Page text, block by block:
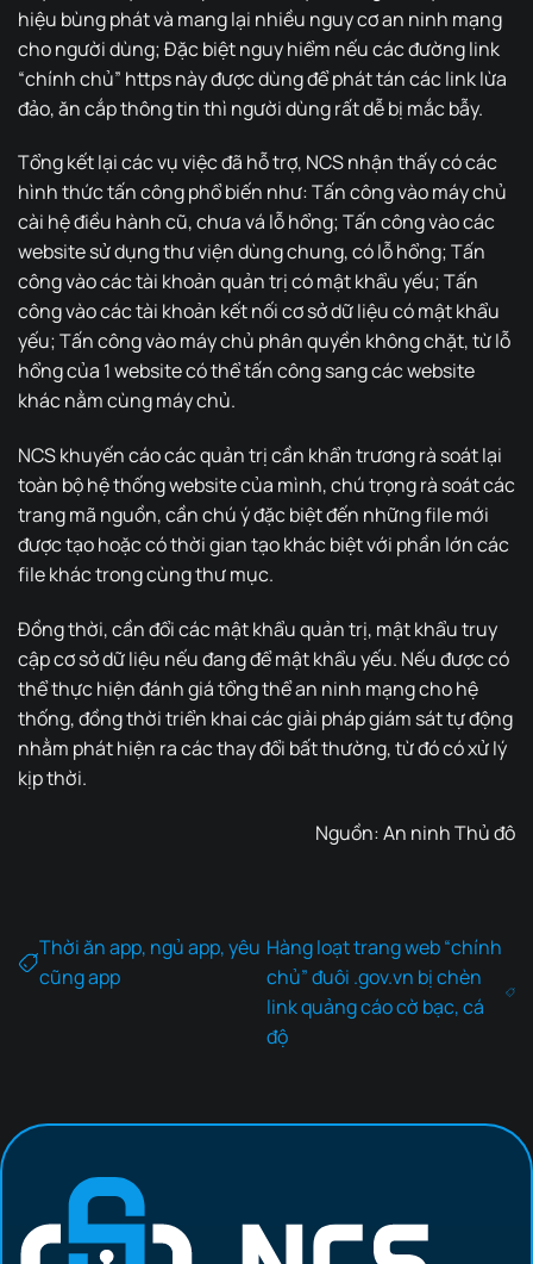
hiệu bùng phát và mang lại nhiều nguy cơ an ninh mạng
cho người dùng; Đặc biệt nguy hiểm nếu các đường link
“chính chủ” https này được dùng để phát tán các link lừa
đảo, ăn cắp thông tin thì người dùng rất dễ bị mắc bẫy.
Tổng kết lại các vụ việc đã hỗ trợ, NCS nhận thấy có các
hình thức tấn công phổ biến như: Tấn công vào máy chủ
cài hệ điều hành cũ, chưa vá lỗ hổng; Tấn công vào các
website sử dụng thư viện dùng chung, có lỗ hổng; Tấn
công vào các tài khoản quản trị có mật khẩu yếu; Tấn
công vào các tài khoản kết nối cơ sở dữ liệu có mật khẩu
yếu; Tấn công vào máy chủ phân quyền không chặt, từ lỗ
hổng của 1 website có thể tấn công sang các website
khác nằm cùng máy chủ.
NCS khuyến cáo các quản trị cần khẩn trương rà soát lại
toàn bộ hệ thống website của mình, chú trọng rà soát các
trang mã nguồn, cần chú ý đặc biệt đến những file mới
được tạo hoặc có thời gian tạo khác biệt với phần lớn các
file khác trong cùng thư mục.
Đồng thời, cần đổi các mật khẩu quản trị, mật khẩu truy
cập cơ sở dữ liệu nếu đang để mật khẩu yếu. Nếu được có
thể thực hiện đánh giá tổng thể an ninh mạng cho hệ
thống, đồng thời triển khai các giải pháp giám sát tự động
nhằm phát hiện ra các thay đổi bất thường, từ đó có xử lý
kịp thời.
Nguồn:An ninh Thủ đô
Thời ăn app, ngủ app, yêu
cũng app
Hàng loạt trang web “chính
chủ” đuôi .gov.vn bị chèn
link quảng cáo cờ bạc, cá
độ